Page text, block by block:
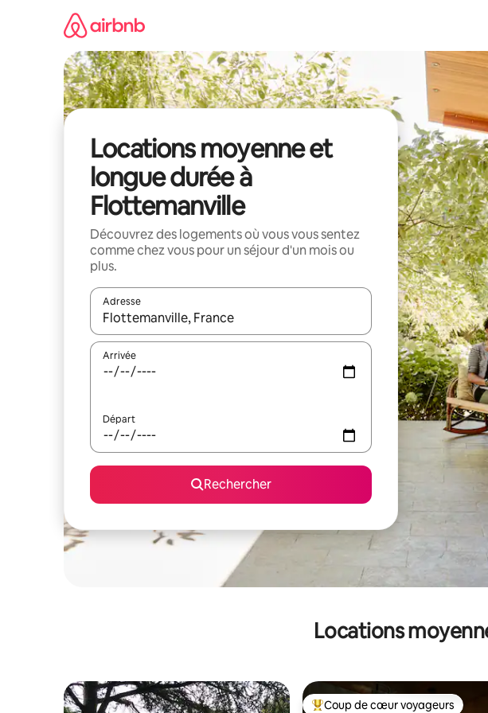
Locations moyenne et
longue durée à
Flottemanville
Découvrez des logements où vous vous sentez
comme chez vous pour un séjour d'un mois ou
plus.
Adresse
Lorsque les résultats s'affichent, utilisez les flèches vers le haut et vers le
Arrivée
Départ
Rechercher
Locations
Coup de cœur voyageurs